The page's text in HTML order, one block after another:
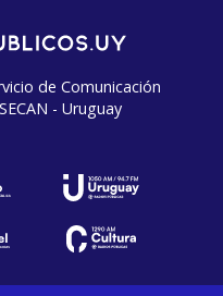
de Comunicación
- Uruguay